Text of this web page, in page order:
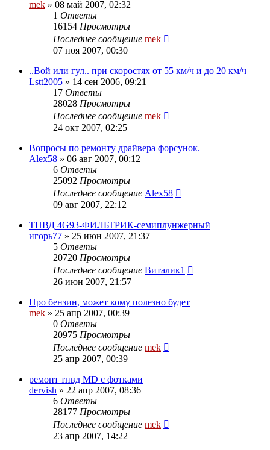
mek » 08 май 2007, 02:32
1 Ответы
16154 Просмотры
Последнее сообщение mek
07 ноя 2007, 00:30
..Вой или гул.. при скоростях от 55 км/ч и до 20 км/ч
Lstt2005 » 14 сен 2006, 09:21
17 Ответы
28028 Просмотры
Последнее сообщение mek
24 окт 2007, 02:25
Вопросы по ремонту драйвера форсунок.
Alex58 » 06 авг 2007, 00:12
6 Ответы
25092 Просмотры
Последнее сообщение Alex58
09 авг 2007, 22:12
ТНВД 4G93-ФИЛЬТРИК-семиплунжерный
игорь77 » 25 июн 2007, 21:37
5 Ответы
20720 Просмотры
Последнее сообщение Виталик1
26 июн 2007, 21:57
Про бензин, может кому полезно будет
mek » 25 апр 2007, 00:39
0 Ответы
20975 Просмотры
Последнее сообщение mek
25 апр 2007, 00:39
ремонт тнвд MD с фотками
dervish » 22 апр 2007, 08:36
6 Ответы
28177 Просмотры
Последнее сообщение mek
23 апр 2007, 14:22